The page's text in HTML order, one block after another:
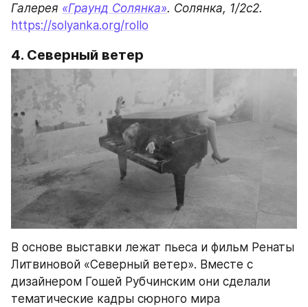
Галерея «Граунд Солянка»
https://solyanka.org/rollo
4. Северный ветер
В основе выставки лежат пьеса и фильм Ренаты
Литвиновой «Северный ветер». Вместе с
дизайнером Гошей Рубчинским они сделали
тематические кадры сюрного мира